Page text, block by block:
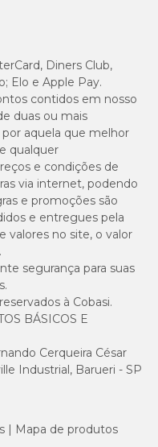
Diners Club,
Elo e Apple Pay.
contidos em nosso
duas ou mais
aquela que melhor
qualquer
e condições de
via internet, podendo
e promoções são
e entregues pela
valores no site, o valor
segurança para suas
à Cobasi.
BÁSICOS E
Cerqueira César
Industrial, Barueri - SP
Mapa de produtos